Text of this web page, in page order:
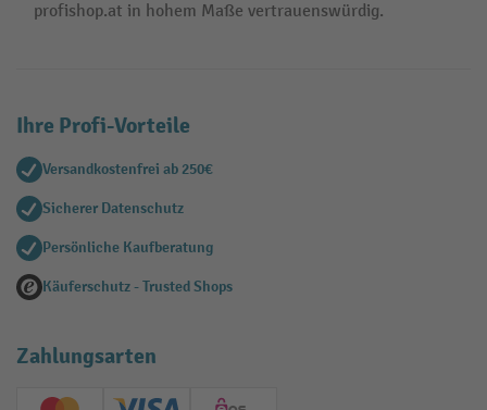
profishop.at in hohem Maße vertrauenswürdig.
Ihre Profi-Vorteile
Versandkostenfrei ab 250€
Sicherer Datenschutz
Persönliche Kaufberatung
Käuferschutz - Trusted Shops
Zahlungsarten